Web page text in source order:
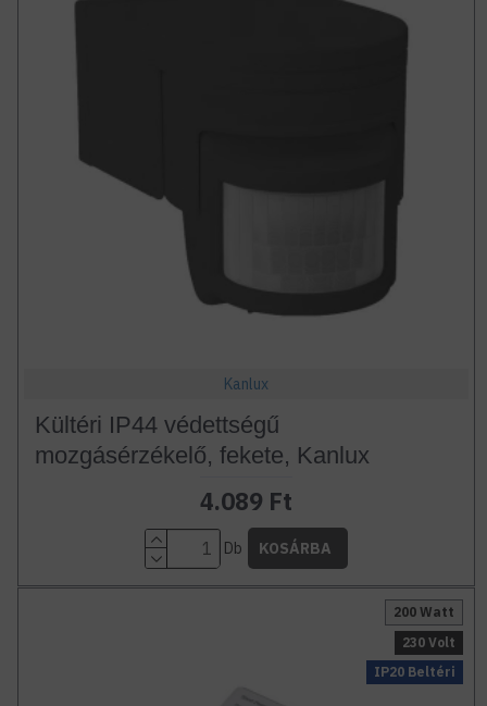
Kanlux
Kültéri IP44 védettségű
mozgásérzékelő, fekete, Kanlux
4.089 Ft
Db KOSÁRBA
IP20 Beltéri
200 Watt
230 Volt